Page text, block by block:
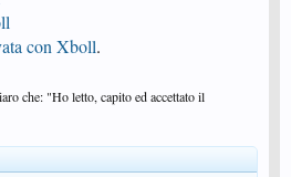
con Xboll.
che: "Ho letto, capito ed accettato il